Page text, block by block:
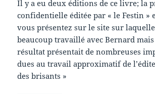
Il y a eu deux éditions de ce livre; la
confidentielle éditée par « le Festin »
vous présentez sur le site sur
beaucoup travaillé avec Bernard
résultat présentait de nombreuses
dues au travail approximatif de
des brisants »